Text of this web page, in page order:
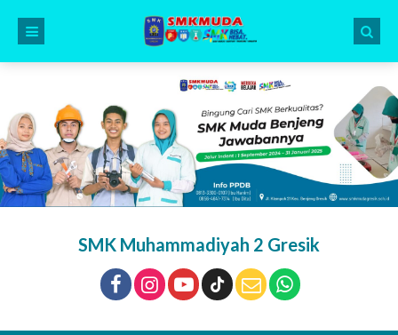
SMK Muhammadiyah 2 Gresik